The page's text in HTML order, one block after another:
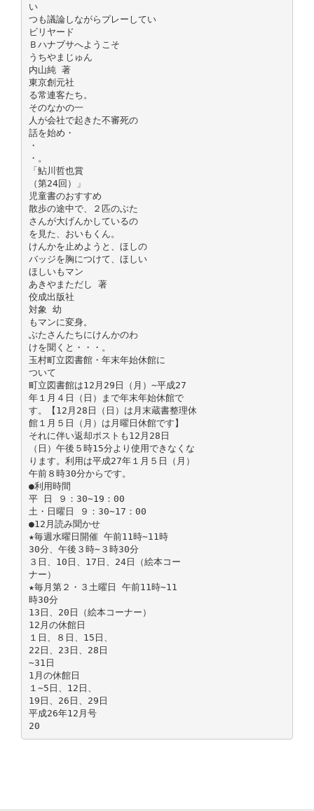
い
つも議論しながらプレーしてい
ビリヤード
Ｂハナブサへようこそ
うちやまじゅん
内山純 著
東京創元社
る常連客たち。
そのなかの一
人が会社で起きた不審死の
話を始め・
・
・。
「鮎川哲也賞
（第24回）」
児童書のおすすめ
散歩の途中で、２匹のぶた
さんが大げんかしているの
を見た、おいもくん。
けんかを止めようと、ほしの
バッジを胸につけて、ほしい
ほしいもマン
あきやまただし 著
佼成出版社
対象 幼
もマンに変身。
ぶたさんたちにけんかのわ
けを聞くと・・・。
玉村町立図書館・年末年始休館に
ついて
町立図書館は12月29日（月）∼平成27
年１月４日（日）まで年末年始休館で
す。【12月28日（日）は月末蔵書整理休
館１月５日（月）は月曜日休館です】
それに伴い返却ポストも12月28日
（日）午後５時15分より使用できなくな
ります。利用は平成27年１月５日（月）
午前８時30分からです。
●利用時間
平 日 ９：30∼19：00
土・日曜日 ９：30∼17：00
●12月読み聞かせ
★毎週水曜日開催 午前11時∼11時
30分、午後３時∼３時30分
３日、10日、17日、24日（絵本コー
ナー）
★毎月第２・３土曜日 午前11時∼11
時30分
13日、20日（絵本コーナー）
12月の休館日
１日、８日、15日、
22日、23日、28日
∼31日
1月の休館日
１∼5日、12日、
19日、26日、29日
平成26年12月号